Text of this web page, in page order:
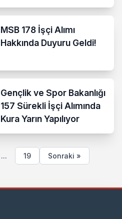
Duyuru!
MSB 178 İşçi Alımı
Hakkında Duyuru Geldi!
Gençlik ve Spor Bakanlığı
157 Sürekli İşçi Alımında
Kura Yarın Yapılıyor
... 19 Sonraki »